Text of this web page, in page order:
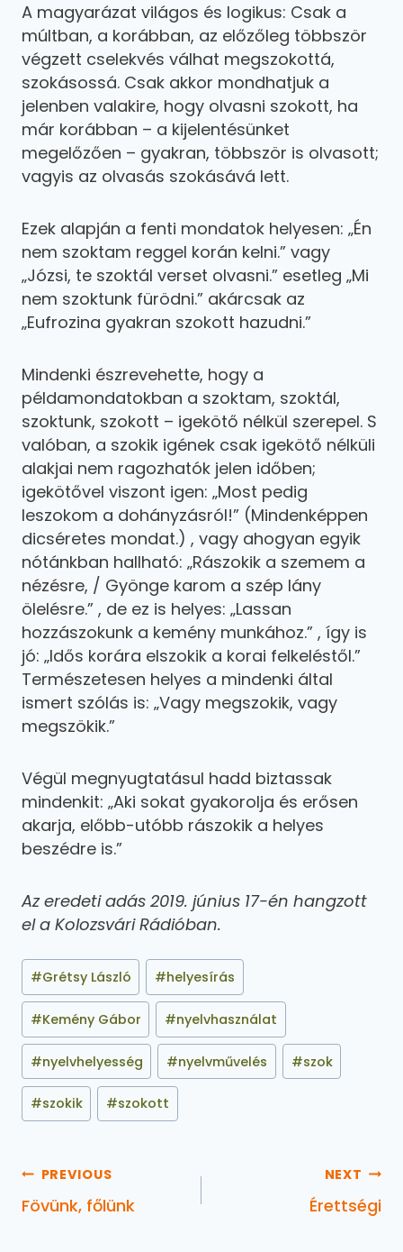
A magyarázat világos és logikus: Csak a
múltban, a korábban, az előzőleg többször
végzett cselekvés válhat megszokottá,
szokásossá. Csak akkor mondhatjuk a
jelenben valakire, hogy olvasni szokott, ha
már korábban – a kijelentésünket
megelőzően – gyakran, többször is olvasott;
vagyis az olvasás szokásává lett.
Ezek alapján a fenti mondatok helyesen: „Én
nem szoktam reggel korán kelni.” vagy
„Józsi, te szoktál verset olvasni.” esetleg „Mi
nem szoktunk fürödni.” akárcsak az
„Eufrozina gyakran szokott hazudni.”
Mindenki észrevehette, hogy a
példamondatokban a szoktam, szoktál,
szoktunk, szokott – igekötő nélkül szerepel. S
valóban, a szokik igének csak igekötő nélküli
alakjai nem ragozhatók jelen időben;
igekötővel viszont igen: „Most pedig
leszokom a dohányzásról!” (Mindenképpen
dicséretes mondat.) , vagy ahogyan egyik
nótánkban hallható: „Rászokik a szemem a
nézésre, / Gyönge karom a szép lány
ölelésre.” , de ez is helyes: „Lassan
hozzászokunk a kemény munkához.” , így is
jó: „Idős korára elszokik a korai felkeléstől.”
Természetesen helyes a mindenki által
ismert szólás is: „Vagy megszokik, vagy
megszökik.”
Végül megnyugtatásul hadd biztassak
mindenkit: „Aki sokat gyakorolja és erősen
akarja, előbb-utóbb rászokik a helyes
beszédre is.”
Az eredeti adás 2019. június 17-én hangzott
el a Kolozsvári Rádióban.
#Grétsy László #helyesírás
#Kemény Gábor #nyelvhasználat
#nyelvhelyesség #nyelvművelés #szok
#szokik #szokott
PREVIOUS
Fövünk, főlünk
NEXT
Érettségi